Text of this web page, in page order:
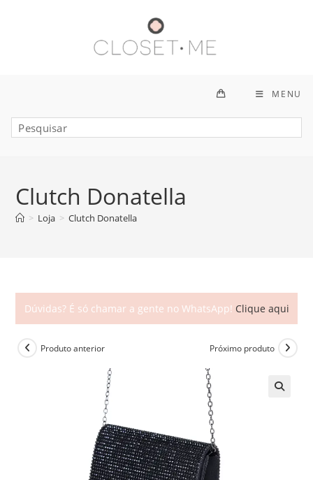
MENU
Clutch Donatella
> Loja > Clutch Donatella
Dúvidas? É só chamar a gente no WhatsApp! Clique aqui
Produto anterior Próximo produto